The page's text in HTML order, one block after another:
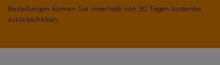
Bestellungen können Sie innerhalb von 30 Tagen kostenlos
zurückschicken.